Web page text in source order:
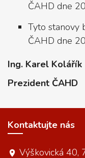
ČAHD dne
Tyto stanovy
ČAHD dne
Ing. Karel Kolářík
Prezident ČAHD
Kontaktujte nás
Výškovická 40,